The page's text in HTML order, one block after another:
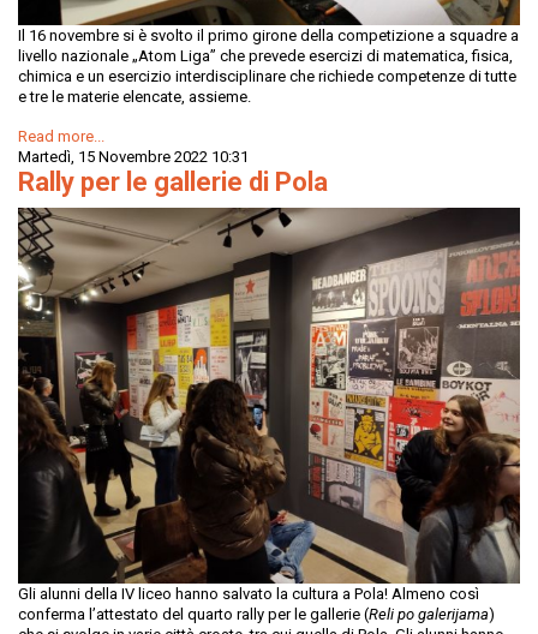
Il 16 novembre si è svolto il primo girone della competizione a squadre a
livello nazionale „Atom Liga” che prevede esercizi di matematica, fisica,
chimica e un esercizio interdisciplinare che richiede competenze di tutte
e tre le materie elencate, assieme.
Read more...
Martedì, 15 Novembre 2022 10:31
Rally per le gallerie di Pola
Gli alunni della IV liceo hanno salvato la cultura a Pola! Almeno così
conferma l’attestato del quarto rally per le gallerie (Reli po galerijama)